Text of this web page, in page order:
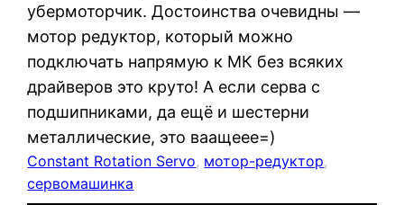
убермоторчик. Достоинства очевидны —
мотор редуктор, который можно
подключать напрямую к МК без всяких
драйверов это круто! А если серва с
подшипниками, да ещё и шестерни
металлические, это ваащеее=)
Constant Rotation Servo, мотор-редуктор
сервомашинка